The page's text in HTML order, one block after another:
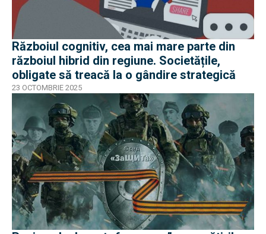
Războiul cognitiv, cea mai mare parte din
războiul hibrid din regiune. Societățile,
obligate să treacă la o gândire strategică
23 OCTOMBRIE 2025